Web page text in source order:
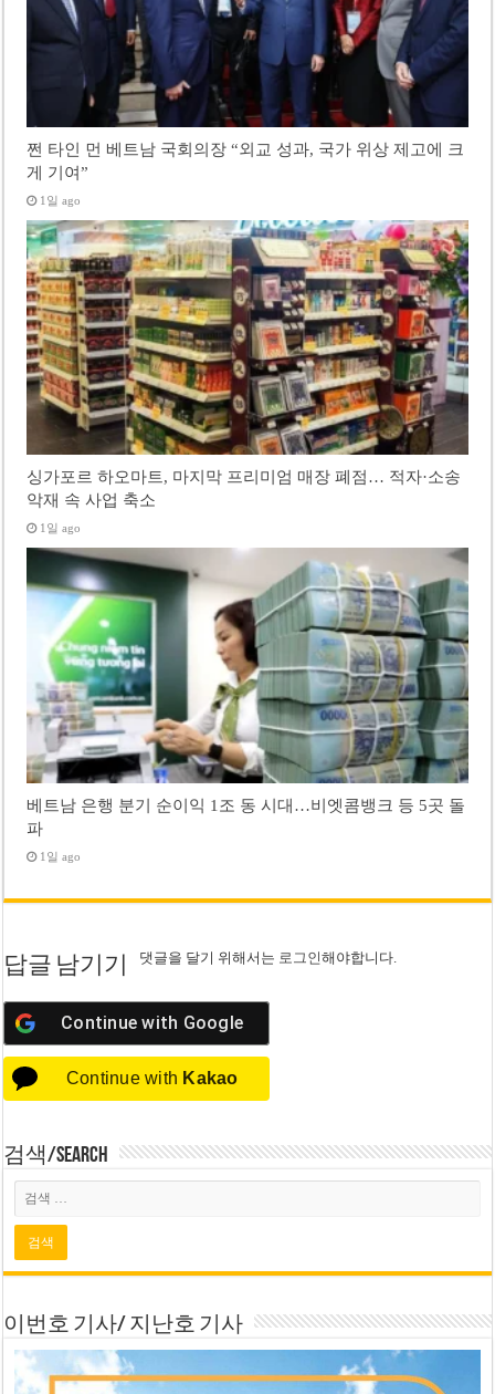
쩐 타인 먼 베트남 국회의장 “외교 성과, 국가 위상 제고에 크
게 기여”
1일 ago
싱가포르 하오마트, 마지막 프리미엄 매장 폐점… 적자·소송
악재 속 사업 축소
1일 ago
베트남 은행 분기 순이익 1조 동 시대…비엣콤뱅크 등 5곳 돌
파
1일 ago
답글 남기기 댓글을 달기 위해서는 로그인해야합니다.
Continue with Google
Continue with Kakao
검색/Search
이번호 기사/ 지난호 기사